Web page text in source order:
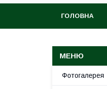
ГОЛОВНА
Фотогалерея